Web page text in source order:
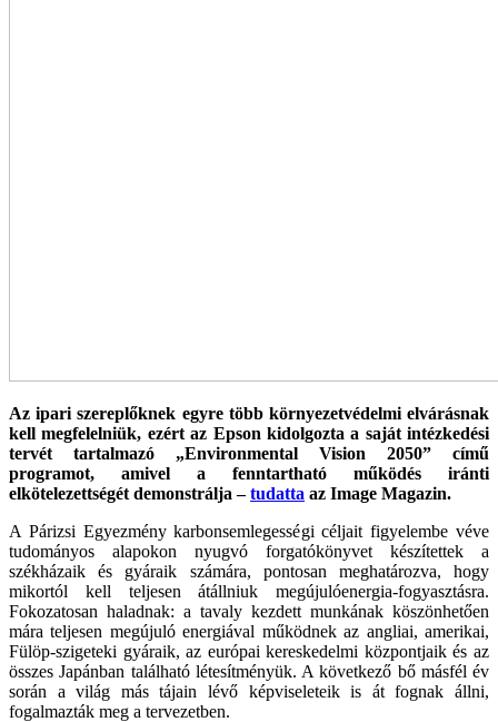
Az ipari szereplőknek egyre több környezetvédelmi elvárásnak
kell megfelelniük, ezért az Epson kidolgozta a saját intézkedési
tervét tartalmazó „Environmental Vision 2050” című
programot, amivel a fenntartható működés iránti
elkötelezettségét demonstrálja –tudatta az Image Magazin.
A Párizsi Egyezmény karbonsemlegességi céljait figyelembe véve
tudományos alapokon nyugvó forgatókönyvet készítettek a
székházaik és gyáraik számára, pontosan meghatározva, hogy
mikortól kell teljesen átállniuk megújulóenergia-fogyasztásra.
Fokozatosan haladnak: a tavaly kezdett munkának köszönhetően
mára teljesen megújuló energiával működnek az angliai, amerikai,
Fülöp-szigeteki gyáraik, az európai kereskedelmi központjaik és az
összes Japánban található létesítményük. A következő bő másfél év
során a világ más tájain lévő képviseleteik is át fognak állni,
fogalmazták meg a tervezetben.